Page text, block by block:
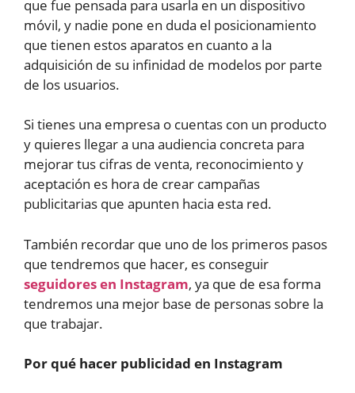
que fue pensada para usarla en un dispositivo
móvil, y nadie pone en duda el posicionamiento
que tienen estos aparatos en cuanto a la
adquisición de su infinidad de modelos por parte
de los usuarios.
Si tienes una empresa o cuentas con un producto
y quieres llegar a una audiencia concreta para
mejorar tus cifras de venta, reconocimiento y
aceptación es hora de crear campañas
publicitarias que apunten hacia esta red.
También recordar que uno de los primeros pasos
que tendremos que hacer, es conseguir
seguidores en Instagram, ya que de esa forma
tendremos una mejor base de personas sobre la
que trabajar.
Por qué hacer publicidad en Instagram